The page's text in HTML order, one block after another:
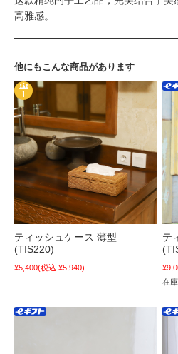
高雅感。
他にもこんな商品があります
ティッシュケース 薄型
(TIS220)
¥5,400(税込 ¥5,940)
テ
在